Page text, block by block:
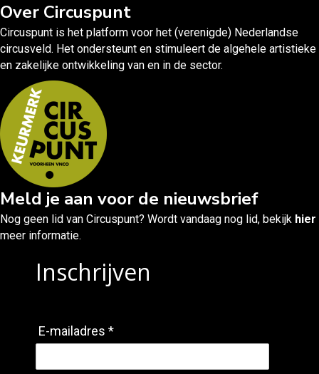
Over Circuspunt
Circuspunt is het platform voor het (verenigde) Nederlandse
circusveld. Het ondersteunt en stimuleert de algehele artistieke
en zakelijke ontwikkeling van en in de sector.
Meld je aan voor de nieuwsbrief
Nog geen lid van Circuspunt? Wordt vandaag nog lid, bekijk hier
meer informatie.
Inschrijven
E-mailadres *